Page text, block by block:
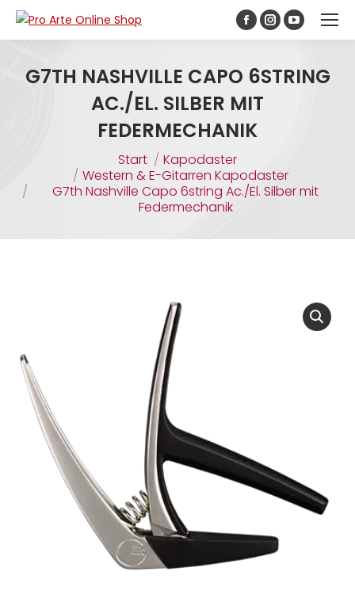
springen
G7TH NASHVILLE CAPO 6STRING
AC./EL. SILBER MIT
FEDERMECHANIK
Sie befinden sich hier:
Start
Kapodaster
Western & E-Gitarren Kapodaster
G7th Nashville Capo 6string Ac./El. Silber mit
Federmechanik